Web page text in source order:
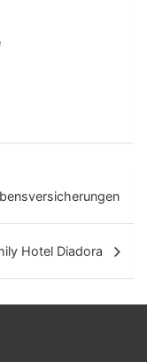
Hotel Diadora